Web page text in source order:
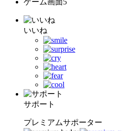
いいね
サポート
プレミアムサポーター